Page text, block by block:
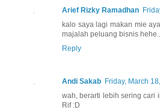
Arief Rizky Ramadhan
kalo saya lagi makan mie
majalah peluang bisnis
Reply
Andi Sakab Friday, March
wah, berarti lebih sering cari
Rif :D